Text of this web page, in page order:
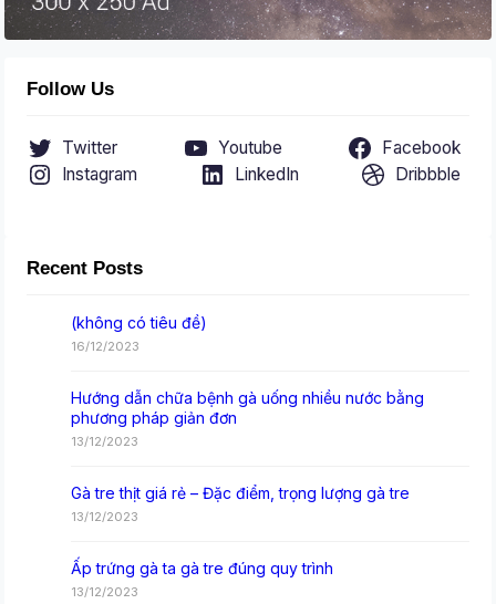
Follow Us
Twitter Youtube
Facebook
Instagram
LinkedIn Dribbble
Recent Posts
(không có tiêu đề)
16/12/2023
Hướng dẫn chữa bệnh gà uống nhiều nước bằng
phương pháp giản đơn
13/12/2023
Gà tre thịt giá rẻ – Đặc điểm, trọng lượng gà tre
13/12/2023
Ấp trứng gà ta gà tre đúng quy trình
13/12/2023